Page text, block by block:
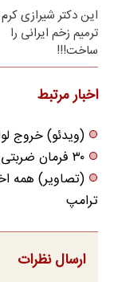
این دکتر شیرازی کرم
ترمیم زخم ایرانی را
ساخت!!!
اخبار مرتبط
(ویدئو) خروج
۳۰ فرمان ضربتی برای ترامپ‌زدایی
(تصاویر) همه
ترامپ
ارسال نظرات